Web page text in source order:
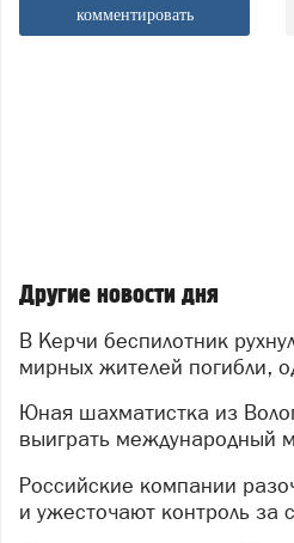
комментировать
Другие новости дня
В Керчи беспилотник рухнул на пятиэтажку: двое
мирных жителей погибли,
Юная шахматистка из Вологды помогла России
выиграть международный
Российские компании разочаровались в удаленке
и ужесточают контроль за